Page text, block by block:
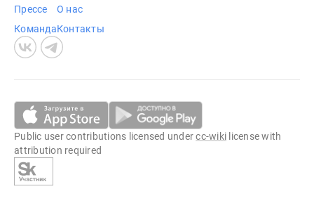
Прессе
Команда
О нас
Контакты
Public user contributions licensed undercc-wiki license with
attribution required